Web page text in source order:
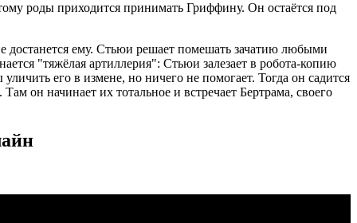
роды приходится принимать Гриффину. Он остаётся под
достанется ему. Стьюи решает помешать зачатию любыми
"тяжёлая артиллерия": Стьюи залезает в робота-копию
его в измене, но ничего не помогает. Тогда он садится
он начинает их тотальное и встречает Бертрама, своего